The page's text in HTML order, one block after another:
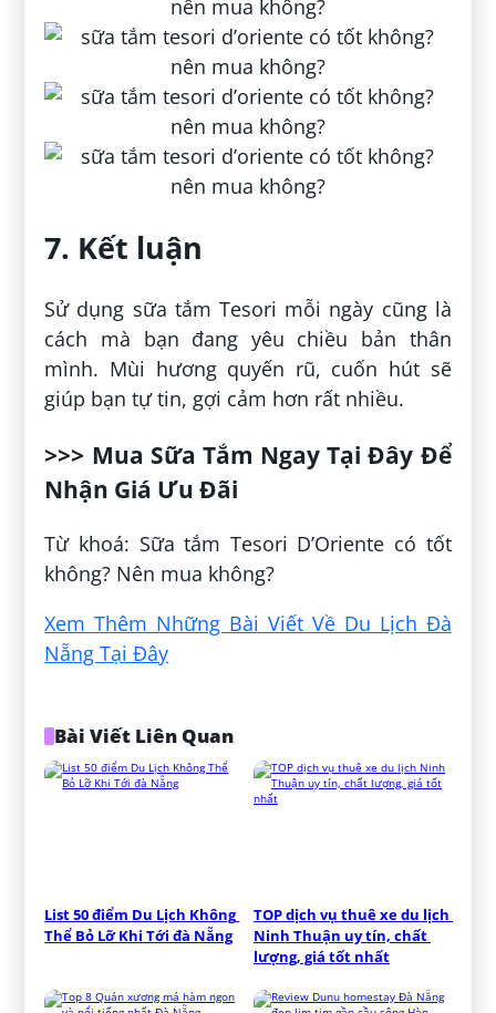
7. Kết luận
Sử dụng sữa tắm Tesori mỗi ngày cũng là
cách mà bạn đang yêu chiều bản thân
mình. Mùi hương quyến rũ, cuốn hút sẽ
giúp bạn tự tin, gợi cảm hơn rất nhiều.
>>> Mua Sữa Tắm Ngay Tại Đây Để
Nhận Giá Ưu Đãi
Từ khoá: Sữa tắm Tesori D’Oriente có tốt
không? Nên mua không?
Xem Thêm Những Bài Viết Về Du Lịch Đà
Nẵng Tại Đây
Bài Viết Liên Quan
List 50 điểm Du Lịch Không
Thể Bỏ Lỡ Khi Tới đà Nẵng
TOP dịch vụ thuê xe du lịch
Ninh Thuận uy tín, chất
lượng, giá tốt nhất